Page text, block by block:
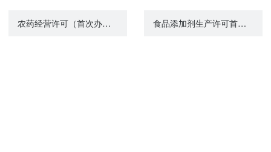
农药经营许可（首次办理） 食品添加剂生产许可首次申请